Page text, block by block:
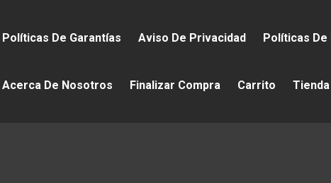
Políticas De Garantías Aviso De Privacidad Políticas De
Acerca De Nosotros Finalizar Compra Carrito